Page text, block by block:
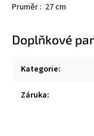
Pruměr : 27 cm
Doplňkové
Kategorie:
Záruka: